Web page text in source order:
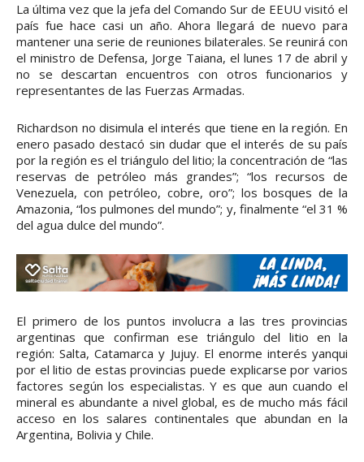
La última vez que la jefa del Comando Sur de EEUU visitó el
país fue hace casi un año. Ahora llegará de nuevo para
mantener una serie de reuniones bilaterales. Se reunirá con
el ministro de Defensa, Jorge Taiana, el lunes 17 de abril y
no se descartan encuentros con otros funcionarios y
representantes de las Fuerzas Armadas.
Richardson no disimula el interés que tiene en la región. En
enero pasado destacó sin dudar que el interés de su país
por la región es el triángulo del litio; la concentración de “las
reservas de petróleo más grandes”; “los recursos de
Venezuela, con petróleo, cobre, oro”; los bosques de la
Amazonia, “los pulmones del mundo”; y, finalmente “el 31 %
del agua dulce del mundo”.
El primero de los puntos involucra a las tres provincias
argentinas que confirman ese triángulo del litio en la
región: Salta, Catamarca y Jujuy. El enorme interés yanqui
por el litio de estas provincias puede explicarse por varios
factores según los especialistas. Y es que aun cuando el
mineral es abundante a nivel global, es de mucho más fácil
acceso en los salares continentales que abundan en la
Argentina, Bolivia y Chile.